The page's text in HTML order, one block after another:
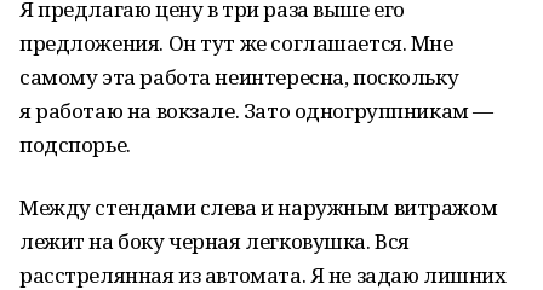
Я предлагаю цену в три раза выше его
предложения. Он тут же соглашается. Мне
самому эта работа неинтересна, поскольку
я работаю на вокзале. Зато одногруппникам —
подспорье.
Между стендами слева и наружным витражом
лежит на боку черная легковушка. Вся
расстрелянная из автомата. Я не задаю лишних